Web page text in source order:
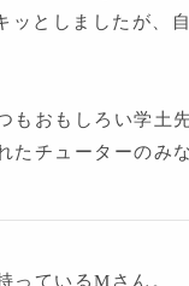
ッとしましたが、
もおもしろい学土
たチューターのみ
っているMさん。